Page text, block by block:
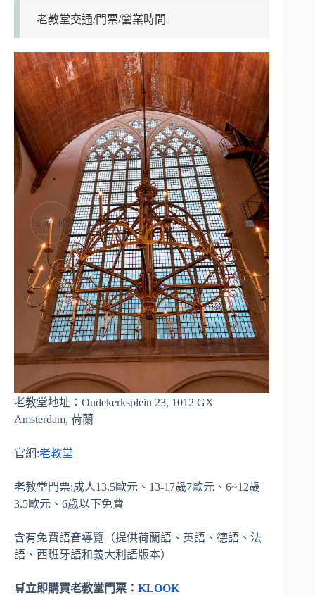
老教堂交通/門票/營業時間
老教堂地址：Oudekerksplein 23, 1012 GX
Amsterdam, 荷蘭
官網:老教堂
老教堂門票:成人13.5歐元、13-17歲7歐元、6~12歲
3.5歐元、6歲以下免費
含有免費語音導覽（提供荷蘭語、英語、德語、法
語、西班牙語和義大利語版本）
🛒立即購買老教堂門票： KLOOK